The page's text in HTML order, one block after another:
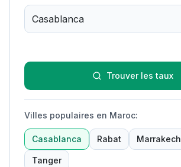
Trouver les taux
Villes populaires en Maroc:
Casablanca Rabat Marrakech
Tanger